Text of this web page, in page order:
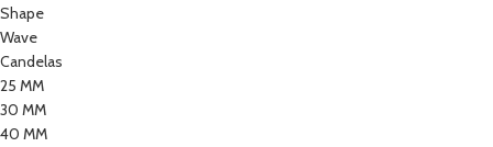
Shape
Wave
Candelas
25 MM
30 MM
40 MM